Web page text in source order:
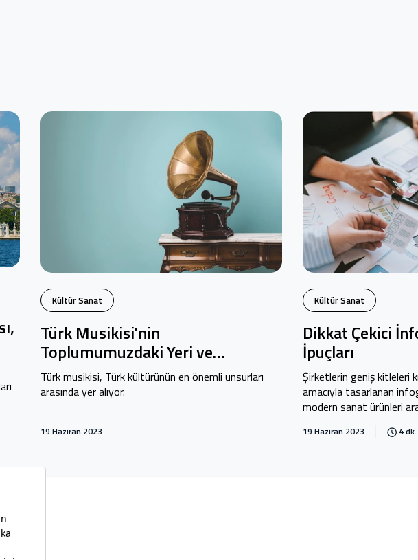
Kültür Sanat
Türk Musikisi'nin
Toplumumuzdaki Yeri ve
Bilinmeyenleri
Türk musikisi, Türk kültürünün en önemli unsurları
arasında yer alıyor.
19 Haziran 2023
Kültür Sanat
Dikkat Çekici
İpuçları
Şirketlerin geniş kitleleri
amacıyla tasarlanan
modern sanat ürünleri
19 Haziran 2023 4 dk.